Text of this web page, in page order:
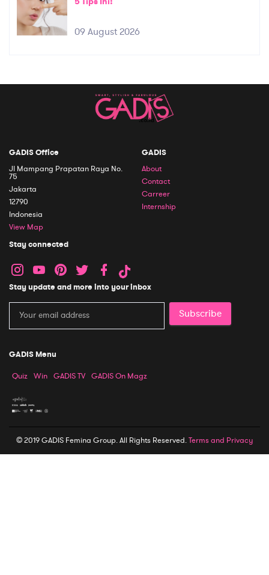
09 August 2026
GADIS Office
Jl Mampang Prapatan Raya No.
75
Jakarta
12790
Indonesia
View Map
GADIS
About
Contact
Carreer
Internship
Stay connected
Stay update and more into your inbox
Subscribe
GADIS Menu
Quiz Win GADIS TV GADIS On Magz
© 2019 GADIS Femina Group. All Rights Reserved.Terms and Privacy